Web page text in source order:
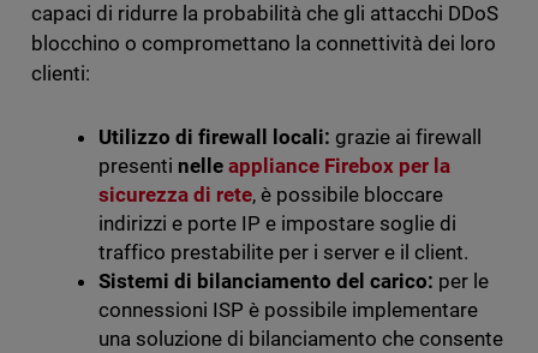
capaci di ridurre la probabilità che gli attacchi DDoS
blocchino o compromettano la connettività dei loro
clienti:
Utilizzo di firewall locali: grazie ai firewall
presenti nelle appliance Firebox per la
sicurezza di rete, è possibile bloccare
indirizzi e porte IP e impostare soglie di
traffico prestabilite per i server e il client.
Sistemi di bilanciamento del carico: per le
connessioni ISP è possibile implementare
una soluzione di bilanciamento che consente